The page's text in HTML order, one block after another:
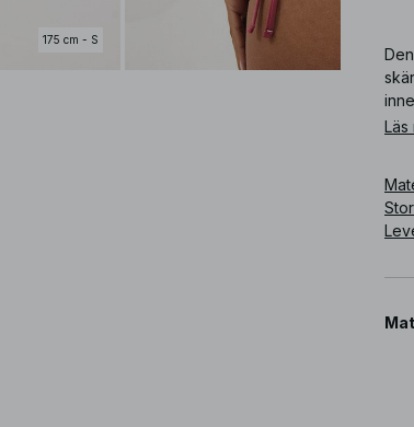
175 cm - S
Läs